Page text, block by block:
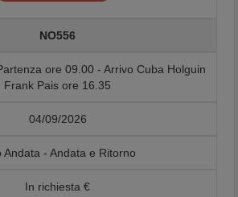
NO556
ore 09.00 - Arrivo Cuba Holguin
Frank Pais ore 16.35
04/09/2026
Andata - Andata e Ritorno
In richiesta €